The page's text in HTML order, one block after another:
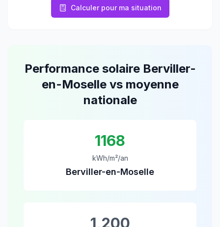
Calculer pour ma situation
Performance solaire Berviller-
en-Mosellevs moyenne
nationale
1168
kWh/m²/an
Berviller-en-Moselle
1,200